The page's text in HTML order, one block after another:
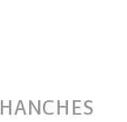
HANCHES